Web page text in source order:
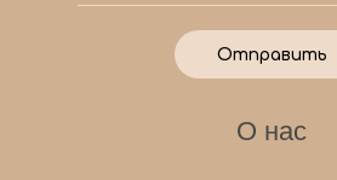
Отправить
О нас